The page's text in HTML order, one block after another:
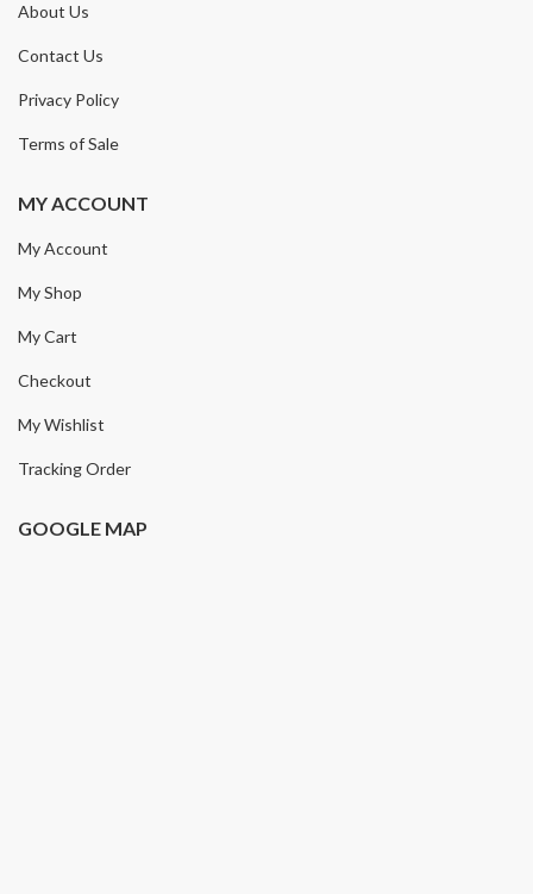
About Us
Contact Us
Privacy Policy
Terms of Sale
MY ACCOUNT
My Account
My Shop
My Cart
Checkout
My Wishlist
Tracking Order
GOOGLE MAP